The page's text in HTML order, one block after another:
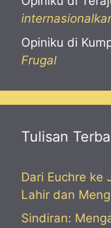
Opiniku di
Frugal
Tulisan
Dari Euchre ke
Lahir dan
Sindiran: